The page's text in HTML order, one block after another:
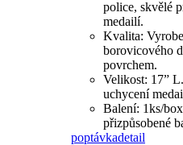
police, skvělé
medailí.
Kvalita:
borovicového
povrchem.
Velikost: 17”
uchycení
Balení: 1ks/
přizpůsobené
poptávkadetail